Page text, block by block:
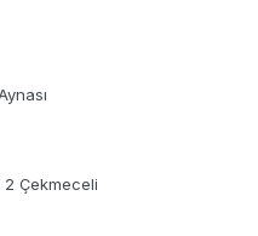
2 Çekmeceli